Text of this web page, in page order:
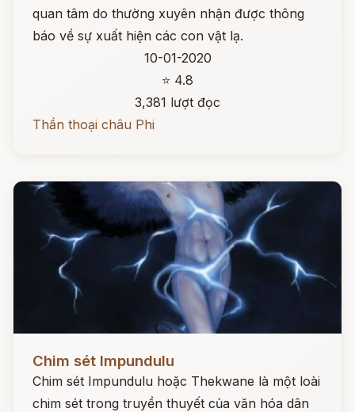
quan tâm do thường xuyên nhận được thông
báo về sự xuất hiện các con vật lạ.
10-01-2020
⭐ 4.8
3,381 lượt đọc
Thần thoại châu Phi
Chim sét Impundulu
Chim sét Impundulu hoặc Thekwane là một loài
chim sét trong truyền thuyết của văn hóa dân